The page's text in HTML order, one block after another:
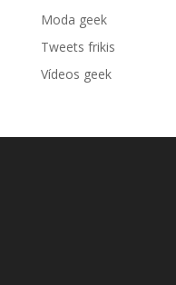
Moda geek
Tweets frikis
Vídeos geek